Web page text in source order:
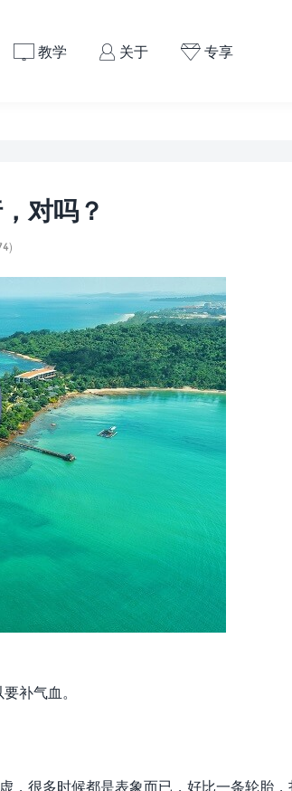
教学  关于  专享
对吗？
补气血。
，很多时候都是表象而已，好比一条轮胎，